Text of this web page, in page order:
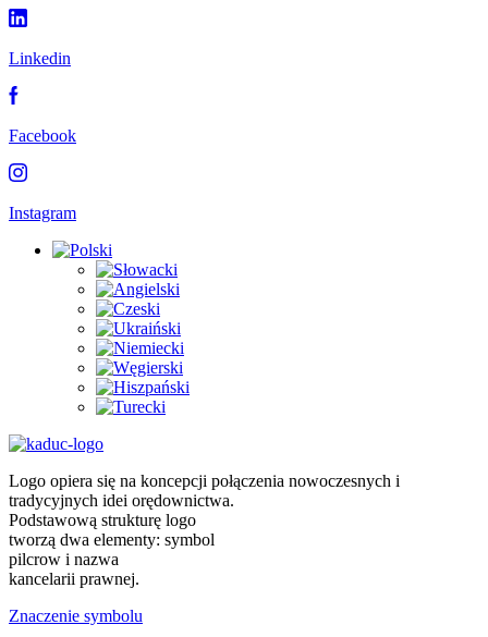
Linkedin
Facebook
Instagram
Logo opiera się na koncepcji połączenia nowoczesnych i
tradycyjnych idei orędownictwa.
Podstawową strukturę logo
tworzą dwa elementy: symbol
pilcrow i nazwa
kancelarii prawnej.
Znaczenie symbolu